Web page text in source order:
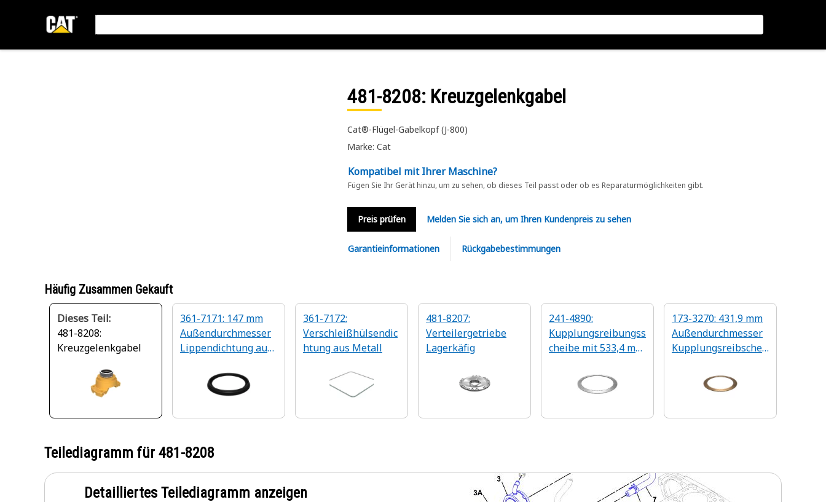
481-8208: Kreuzgelenkgabel
Cat®-Flügel-Gabelkopf (J-800)
Marke: Cat
Kompatibel mit Ihrer Maschine?
Fügen Sie Ihr Gerät hinzu, um zu sehen, ob dieses Teil passt oder ob es Reparaturmöglichkeiten gibt.
Preis prüfen Melden Sie sich an, um Ihren Kundenpreis zu sehen
Garantieinformationen Rückgabebestimmungen
Häufig Zusammen Gekauft
Dieses Teil:
481-8208:
Kreuzgelenkgabel
361-7171: 147 mm
Außendurchmesser
Lippendichtung aus
361-7172:
Verschleißhülsendic
htung aus Metall
481-8207:
Verteilergetriebe
Lagerkäfig
241-4890:
Kupplungsreibungss
cheibe mit 533,4 mm
173-3270: 431,9 mm
Außendurchmesser
Kupplungsreibschei
Teilediagramm für 481-8208
Detailliertes Teilediagramm anzeigen